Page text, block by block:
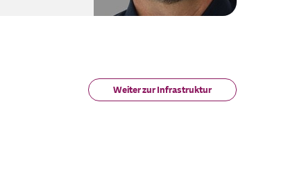
Weiter zur Infrastruktur